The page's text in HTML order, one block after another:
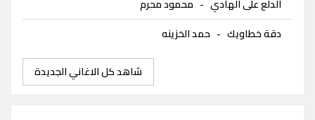
الدلع على الهادي - محمود محرم
دقة خطاويك - حمد الخزينه
شاهد كل الاغاني الجديدة